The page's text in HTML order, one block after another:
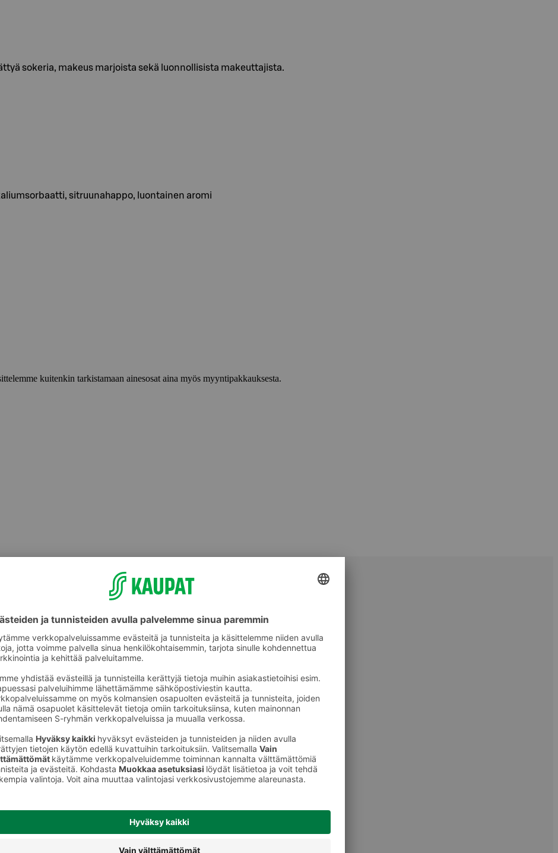
sokeria, makeus marjoista sekä luonnollisista makeuttajista.
sitruunahappo, luontainen aromi
kuitenkin tarkistamaan ainesosat aina myös myyntipakkauksesta.
Mansikkahillot